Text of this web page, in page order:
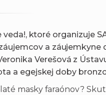
ktoré organizuje
a záujemkyne
Verešová z
a egejskej doby
masky faraónov?